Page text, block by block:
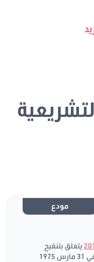
مودع
يتعلق بتنقيح
مشروع القانون عدد 16 المؤرخ في 31 مارس 1975